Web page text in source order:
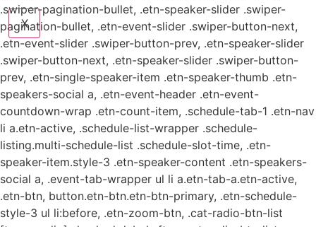
X
.swiper-pagination-bullet, .etn-speaker-slider .swiper-
pagination-bullet, .etn-event-slider .swiper-button-next,
.etn-event-slider .swiper-button-prev, .etn-speaker-slider
.swiper-button-next, .etn-speaker-slider .swiper-button-
prev, .etn-single-speaker-item .etn-speaker-thumb .etn-
speakers-social a, .etn-event-header .etn-event-
countdown-wrap .etn-count-item, .schedule-tab-1 .etn-nav
li a.etn-active, .schedule-list-wrapper .schedule-
listing.multi-schedule-list .schedule-slot-time, .etn-
speaker-item.style-3 .etn-speaker-content .etn-speakers-
social a, .event-tab-wrapper ul li a.etn-tab-a.etn-active,
.etn-btn, button.etn-btn.etn-btn-primary, .etn-schedule-
style-3 ul li:before, .etn-zoom-btn, .cat-radio-btn-list